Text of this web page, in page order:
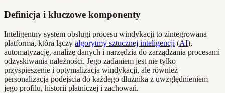
Definicja i kluczowe komponenty
Inteligentny system obsługi procesu windykacji to zintegrowana
platforma, która łączy algorytmy sztucznej inteligencji (AI),
automatyzację, analizę danych i narzędzia do zarządzania procesami
odzyskiwania należności. Jego zadaniem jest nie tylko
przyspieszenie i optymalizacja windykacji, ale również
personalizacja podejścia do każdego dłużnika z uwzględnieniem
jego profilu, historii płatniczej i zachowań.